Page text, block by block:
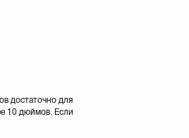
достаточно для
10 дюймов. Если